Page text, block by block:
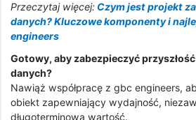
Przeczytaj więcej: Czym jest projekt
danych? Kluczowe komponenty i
engineers
Gotowy, aby zabezpieczyć
danych?
Nawiąż współpracę z gbc engineers,
obiekt zapewniający wydajność,
długoterminową wartość.